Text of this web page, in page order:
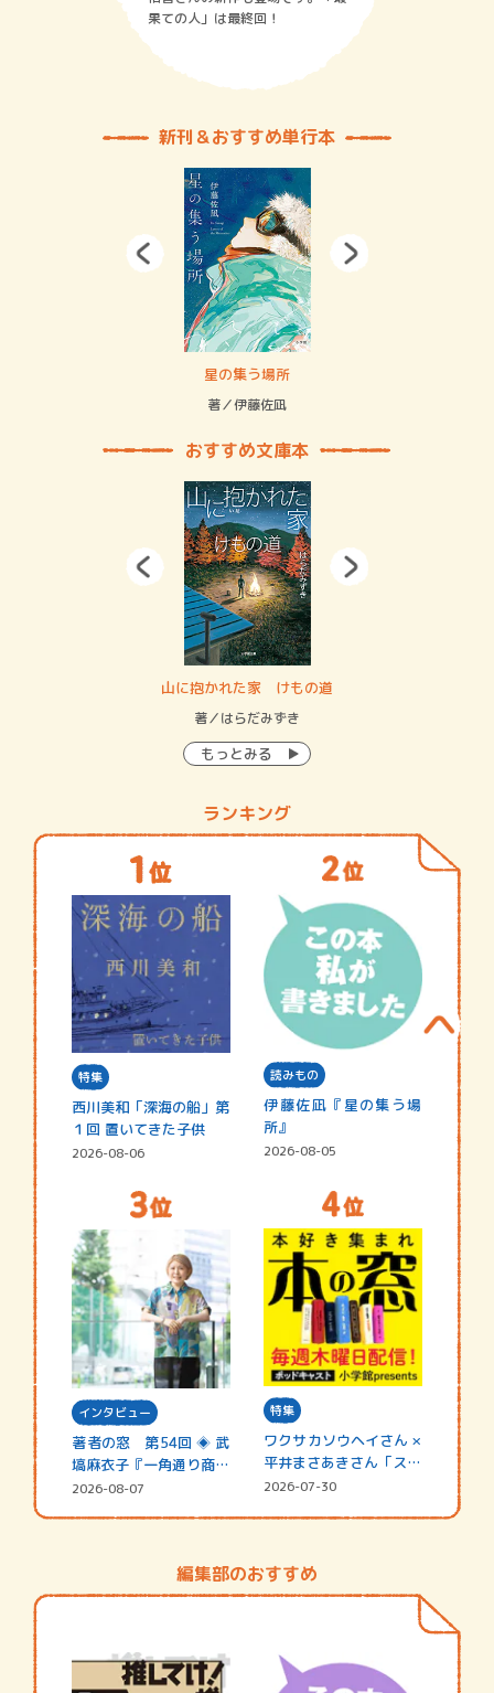
果ての人」は最終回！
新刊＆おすすめ単行本
星の集う場所
著／伊藤佐凪
おすすめ文庫本
山に抱かれた家 けもの道
著／はらだみずき
もっとみる
ランキング
特集
西川美和「深海の船」第
１回 置いてきた子供
2026-08-06
読みもの
伊藤佐凪『星の集う場
所』
2026-08-05
インタビュー
著者の窓 第54回 ◈ 武
塙麻衣子『一角通り商店
街の…
2026-08-07
特集
ワクサカソウヘイさん ×
平井まさあきさん「スペ
シャ…
2026-07-30
編集部のおすすめ